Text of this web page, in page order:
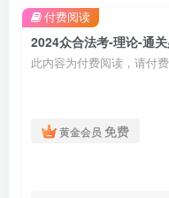
2024众合法考-理论-通
此内容为付费阅读，请付
黄金会员 免费
付费阅读